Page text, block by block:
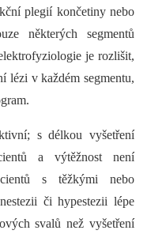
plegií končetiny nebo
ně­kte­rých segmentů
je rozlišit,
lézi v každém segmentu,
s délkou vyšetření
a výtěžnost není
s těžkými nebo
či hypestezii lépe
svalů než vyšetření